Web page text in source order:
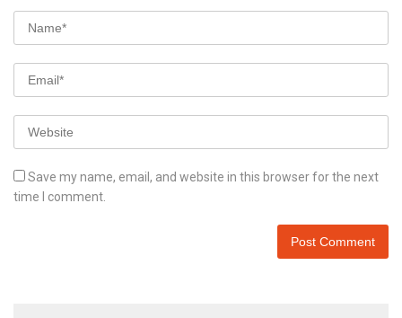
Save my name, email, and website in this browser for the next
time I comment.